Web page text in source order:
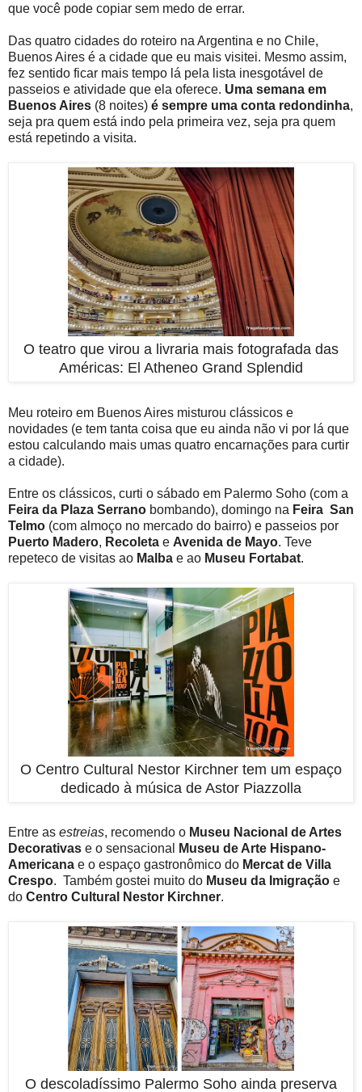
que você pode copiar sem medo de errar.
Das quatro cidades do roteiro na Argentina e no Chile,
Buenos Aires é a cidade que eu mais visitei. Mesmo assim,
fez sentido ficar mais tempo lá pela lista inesgotável de
passeios e atividade que ela oferece. Uma semana em
Buenos Aires (8 noites) é sempre uma conta redondinha,
seja pra quem está indo pela primeira vez, seja pra quem
está repetindo a visita.
O teatro que virou a livraria mais fotografada das
Américas: El Atheneo Grand Splendid
Meu roteiro em Buenos Aires misturou clássicos e
novidades (e tem tanta coisa que eu ainda não vi por lá que
estou calculando mais umas quatro encarnações para curtir
a cidade).
Entre os clássicos, curti o sábado em Palermo Soho (com a
Feira da Plaza Serrano bombando), domingo na Feira San
Telmo (com almoço no mercado do bairro) e passeios por
Puerto Madero, Recoleta e Avenida de Mayo. Teve
repeteco de visitas ao Malba e ao Museu Fortabat.
O Centro Cultural Nestor Kirchner tem um espaço
dedicado à música de Astor Piazzolla
Entre as estreias, recomendo o Museu Nacional de Artes
Decorativas e o sensacional
Museu de Arte Hispano-
Americana e o espaço gastronômico do Mercat de Villa
Crespo. Também gostei muito do Museu da Imigração e
do Centro Cultural Nestor Kirchner.
O descoladíssimo Palermo Soho ainda preserva